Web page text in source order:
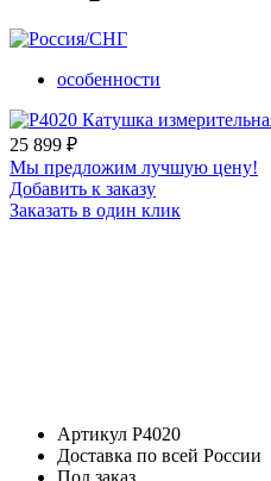
особенности
25 899 ₽
Мы предложим лучшую цену!
Добавить к заказу
Заказать в один клик
Артикул Р4020
Доставка по всей России
Под заказ